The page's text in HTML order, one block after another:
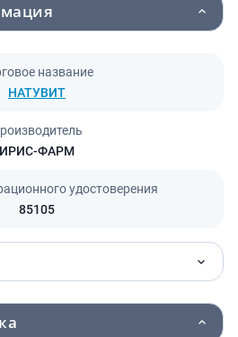
название
НАТУВИТ
ИРИС-ФАРМ
удостоверения
85105